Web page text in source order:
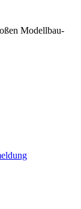
Modellbau-